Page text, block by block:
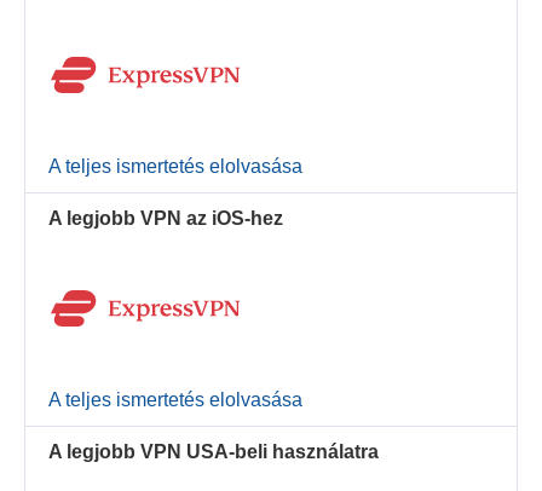
A teljes ismertetés elolvasása
A legjobb VPN az iOS-hez
A teljes ismertetés elolvasása
A legjobb VPN USA-beli használatra